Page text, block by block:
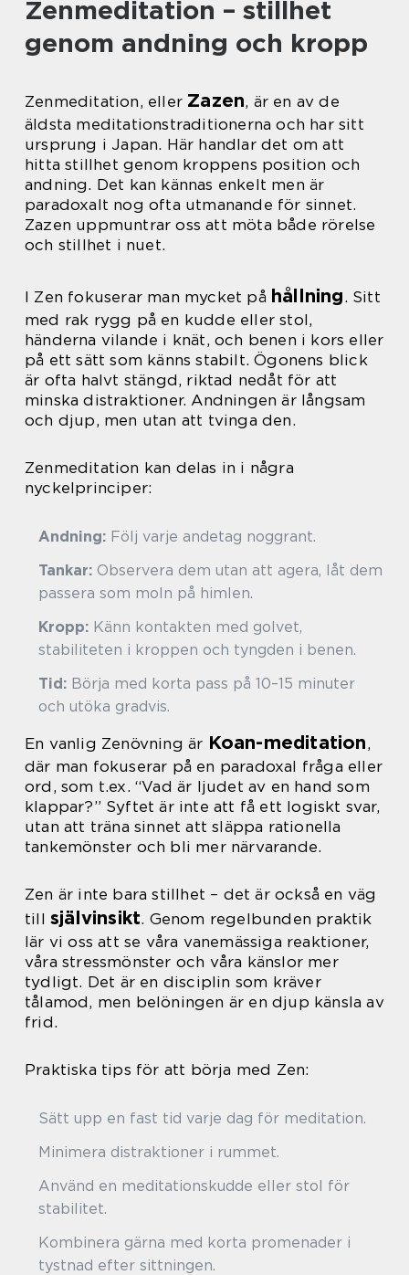
Zenmeditation – stillhet
genom andning och kropp
Zenmeditation, eller Zazen, är en av de
äldsta meditationstraditionerna och har sitt
ursprung i Japan. Här handlar det om att
hitta stillhet genom kroppens position och
andning. Det kan kännas enkelt men är
paradoxalt nog ofta utmanande för sinnet.
Zazen uppmuntrar oss att möta både rörelse
och stillhet i nuet.
I Zen fokuserar man mycket på hållning. Sitt
med rak rygg på en kudde eller stol,
händerna vilande i knät, och benen i kors eller
på ett sätt som känns stabilt. Ögonens blick
är ofta halvt stängd, riktad nedåt för att
minska distraktioner. Andningen är långsam
och djup, men utan att tvinga den.
Zenmeditation kan delas in i några
nyckelprinciper:
Andning: Följ varje andetag noggrant.
Tankar: Observera dem utan att agera, låt dem
passera som moln på himlen.
Kropp: Känn kontakten med golvet,
stabiliteten i kroppen och tyngden i benen.
Tid: Börja med korta pass på 10–15 minuter
och utöka gradvis.
En vanlig Zenövning är Koan-meditation,
där man fokuserar på en paradoxal fråga eller
ord, som t.ex. “Vad är ljudet av en hand som
klappar?” Syftet är inte att få ett logiskt svar,
utan att träna sinnet att släppa rationella
tankemönster och bli mer närvarande.
Zen är inte bara stillhet – det är också en väg
till självinsikt. Genom regelbunden praktik
lär vi oss att se våra vanemässiga reaktioner,
våra stressmönster och våra känslor mer
tydligt. Det är en disciplin som kräver
tålamod, men belöningen är en djup känsla av
frid.
Praktiska tips för att börja med Zen:
Sätt upp en fast tid varje dag för meditation.
Minimera distraktioner i rummet.
Använd en meditationskudde eller stol för
stabilitet.
Kombinera gärna med korta promenader i
tystnad efter sittningen.